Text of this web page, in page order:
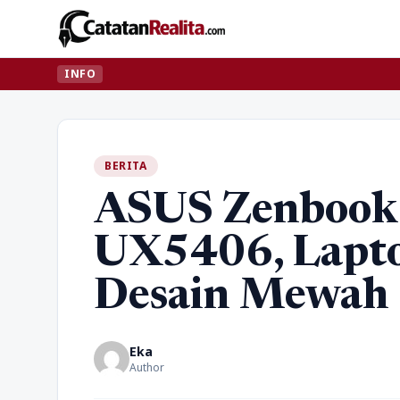
INFO
BERITA
ASUS
UX5406,
Desain Mewah
Eka
Author